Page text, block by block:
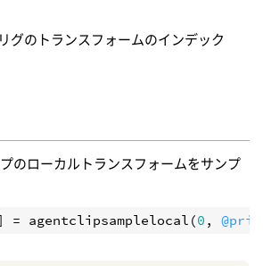
グのトランスフォームのインデック
のローカルトランスフォームをサンプ
= agentclipsamplelocal (0 ,